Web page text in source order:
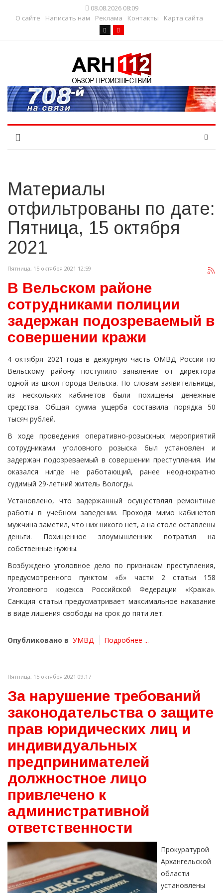
08.08.2026 08:09
О сайте
Написать нам Реклама Контакты Карта сайта
Материалы
отфильтрованы по дате:
Пятница, 15 октября
2021
Пятница, 15 октября 2021 12:59
В Вельском районе
сотрудниками полиции
задержан подозреваемый в
совершении кражи
4 октября 2021 года в дежурную часть ОМВД России по
Вельскому району поступило заявление от директора
одной из школ города Вельска. По словам заявительницы,
из нескольких кабинетов были похищены денежные
средства. Общая сумма ущерба составила порядка 50
тысяч рублей.
В ходе проведения оперативно-розыскных мероприятий
сотрудниками уголовного розыска был установлен и
задержан подозреваемый в совершении преступления. Им
оказался нигде не работающий, ранее неоднократно
судимый 29-летний житель Вологды.
Установлено, что задержанный осуществлял ремонтные
работы в учебном заведении. Проходя мимо кабинетов
мужчина заметил, что них никого нет, а на столе оставлены
деньги. Похищенное злоумышленник потратил на
собственные нужны.
Возбуждено уголовное дело по признакам преступления,
предусмотренного пунктом «б» части 2 статьи 158
Уголовного кодекса Российской Федерации «Кража».
Санкция статьи предусматривает максимальное наказание
в виде лишения свободы на срок до пяти лет.
Опубликовано в УМВД Подробнее ...
Пятница, 15 октября 2021 09:17
За нарушение требований
законодательства о защите
прав юридических лиц и
индивидуальных
предпринимателей
должностное лицо
привлечено к
административной
ответственности
Прокуратурой
Архангельской
области
установлены